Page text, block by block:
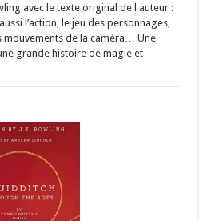
avec le texte original de l auteur :
l’action, le jeu des personnages,
mouvements de la caméra… Une
grande histoire de magie et